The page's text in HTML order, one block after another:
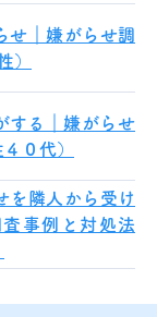
せ｜嫌がらせ調
）
する｜嫌がらせ
０代）
を隣人から受け
事例と対処法